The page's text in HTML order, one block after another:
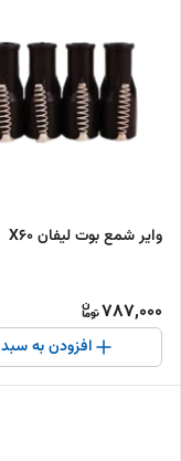
وایر شمع بوت لیفان X60
787,000
افزودن به سبد